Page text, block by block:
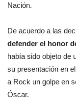
Nación.
De acuerdo a las
defender el honor
había sido objeto de
su presentación en
a Rock un golpe en
Óscar.